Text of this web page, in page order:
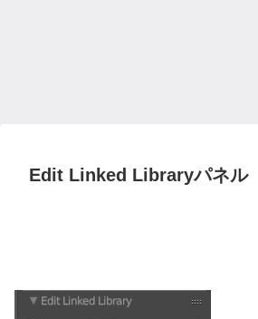
Edit Linked Libraryパネル